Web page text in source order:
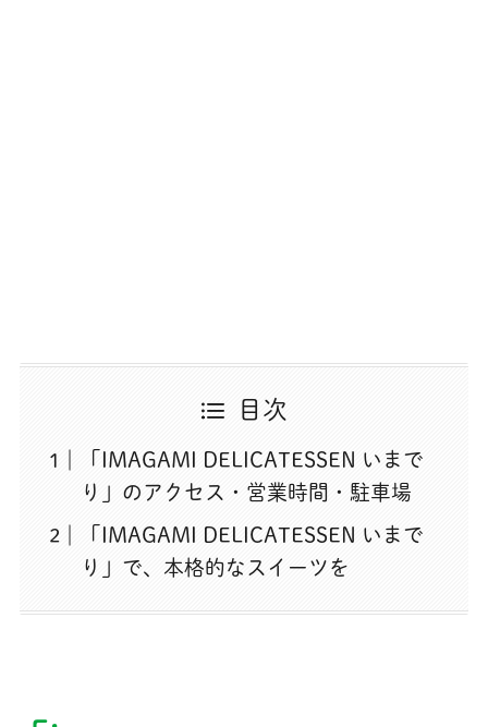
目次
「IMAGAMI DELICATESSEN いまで
り」のアクセス・営業時間・駐車場
「IMAGAMI DELICATESSEN いまで
り」で、本格的なスイーツを